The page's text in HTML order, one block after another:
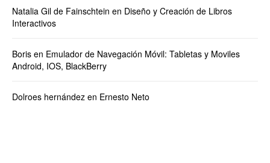
Natalia Gil de Fainschtein en Diseño y Creación de Libros
Interactivos
Boris en Emulador de Navegación Móvil: Tabletas y Moviles
Android, IOS, BlackBerry
Dolroes hernández en Ernesto Neto